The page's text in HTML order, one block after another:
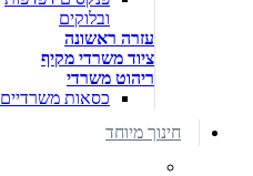
ובלוקים
עזרה ראשונה
ציוד משרדי מקיף
ריהוט משרדי
כסאות משרדיים
חינוך מיוחד